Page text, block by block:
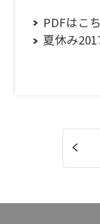
PDFはこ
夏休み